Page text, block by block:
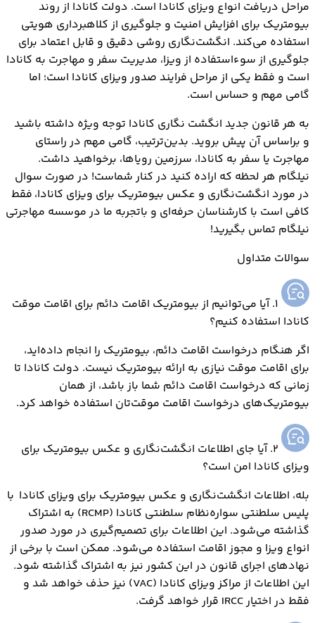
مراحل دریافت انواع ویزای کانادا است. دولت کانادا از روند
بیومتریک‌ برای افزایش امنیت و جلوگیری از کلاهبرداری هویتی
استفاده می‌کند. انگشت‌نگاری روشی دقیق و قابل اعتماد برای
جلوگیری از سوء‌استفاده از ویزا، مدیریت سفر و مهاجرت به کانادا
است و فقط یکی از مراحل فرایند صدور ویزای کانادا است؛ اما
گامی مهم و حساس است.
به هر قانون جدید انگشت نگاری کانادا توجه ویژه داشته باشید
و براساس آن پیش بروید. بدین‌ترتیب، گامی مهم در راستای
مهاجرت یا سفر به کانادا، سرزمین رویاها، برخواهید داشت.
نیلگام هر لحظه که اراده کنید در کنار شماست! در صورت سوال
در مورد انگشت‌نگاری و عکس بیومتریک برای ویزای کانادا، فقط
کافی است با کارشناسان حرفه‌ای و باتجربه ما در موسسه مهاجرتی
نیلگام تماس بگیرید!
سوالات متداول
1. آیا می‌توانیم از بیومتریک اقامت دائم برای اقامت موقت
کانادا استفاده کنیم؟
اگر هنگام درخواست اقامت دائم، بیومتریک را انجام داده‌اید،
برای اقامت موقت نیازی به ارائه بیومتریک نیست. دولت کانادا تا
زمانی که درخواست اقامت دائم شما باز باشد، از همان
بیومتریک‌های درخواست اقامت موقت‌تان استفاده خواهد کرد.
2. آیا جای اطلاعات انگشت‌نگاری و عکس بیومتریک برای
ویزای کانادا امن است؟
بله، اطلاعات انگشت‌نگاری و عکس بیومتریک برای ویزای کانادا با
پلیس سلطنتی سواره‌نظام سلطنتی کانادا (RCMP) به اشتراک
گذاشته می‌شود. این اطلاعات برای تصمیم‌گیری در مورد صدور
انواع ویزا و مجوز اقامت استفاده می‌شود. ممکن است با برخی از
نهادهای اجرای قانون در این کشور نیز به اشتراک گذاشته شود.
این اطلاعات از مراکز ویزای کانادا (VAC) نیز حذف خواهد شد و
فقط در اختیار IRCC قرار خواهد گرفت.